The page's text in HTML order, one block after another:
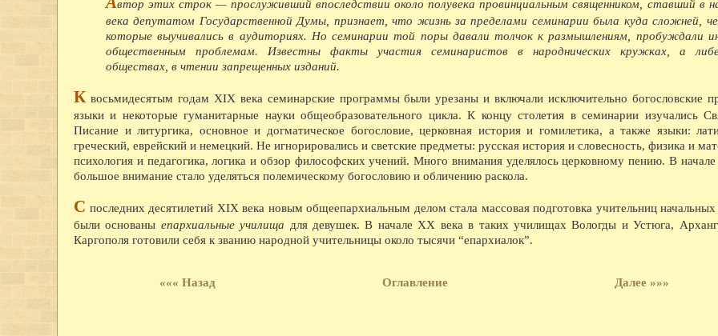
08.1921 - Реорганизация школьной системы.
первые школы-семилетки. В 192122 учебном
школ II ступени.
08.1923 - Вологодским губсоюзом
08.1926 - Сбор пожертвований семьям
08.1935 - Инструментальный цех завода
08.1940 - В Чарозерский район выехала
первобытных людей.
08.1940 - По примеру ферганских
закончили строительство тракта Вологда-
08.1940 - На заводе Северный коммунар
марок лесовозов, и имеющего скорость 45
08.1941 - На Вологодском железнодорожном
втор этих строк — прослуживший впоследствии около полувека провинциальным священником, ставший в
века депутатом Государственной Думы, признает, что жизнь за пределами семинарии была куда сложней,
которые выучивались в аудиториях. Но семинарии той поры давали толчок к размышлениям, пробуждали
общественным проблемам. Известны факты участия семинаристов в народнических кружках, а
обществах, в чтении запрещенных изданий.
К восьмидесятым годам XIX века семинарские программы были урезаны и включали исключительно богословские
языки и некоторые гуманитарные науки общеобразовательного цикла. К концу столетия в семинарии изучались
Писание и литургика, основное и догматическое богословие, церковная история и гомилетика, а также языки:
греческий, еврейский и немецкий. Не игнорировались и светские предметы: русская история и словесность, физика и
психология и педагогика, логика и обзор философских учений. Много внимания уделялось церковному пению. В
большое внимание стало уделяться полемическому богословию и обличению раскола.
С последних десятилетий XIX века новым общеепархиальным делом стала массовая подготовка учительниц начальных
были основаны епархиальные училища для девушек. В начале XX века в таких училищах Вологды и Устюга,
Каргополя готовили себя к званию народной учительницы около тысячи “епархиалок”.
««« Назад Оглавление Далее »»»